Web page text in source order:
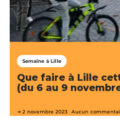
Semaine à Lille
Que faire à Lille
(du 6 au 9
2 novembre 2023 Aucun